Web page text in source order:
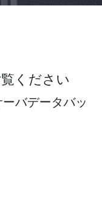
す。Western
ください
バデータバッ